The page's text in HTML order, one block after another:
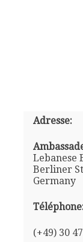
Adresse:
Lebanese
Berliner
Germany
(+49) 30